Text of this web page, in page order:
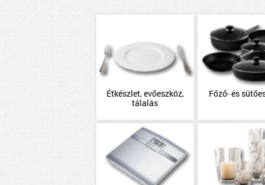
Étkészlet, evőeszköz,
tálalás
Főző- és